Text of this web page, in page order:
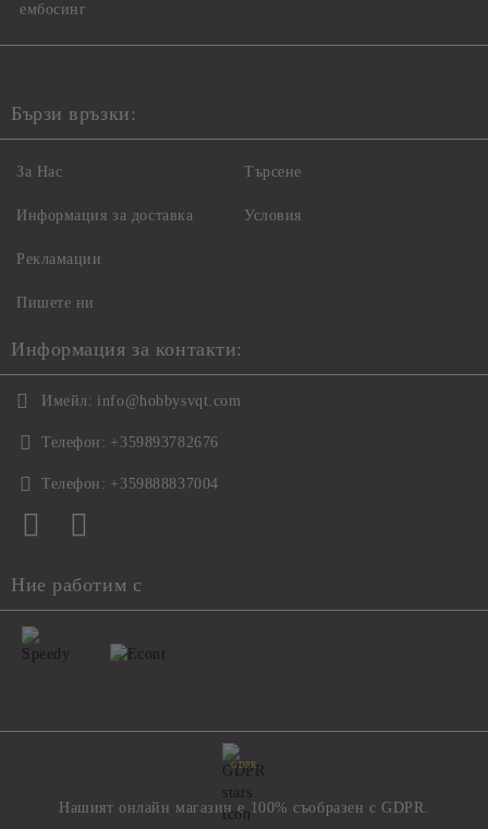
ембосинг
Бързи връзки:
За Нас
Информация за доставка
Рекламации
Пишете ни
Търсене
Условия
Информация за контакти:
Имейл: info@hobbysvqt.com
Телефон: +359893782676
Телефон: +359888837004
Ние работим с
GDPR
Нашият онлайн магазин е 100% съобразен с GDPR.